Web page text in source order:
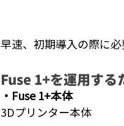
早速、初期導入の際に必
Fuse 1+を運用する
・Fuse 1+本体
3Dプリンター本体